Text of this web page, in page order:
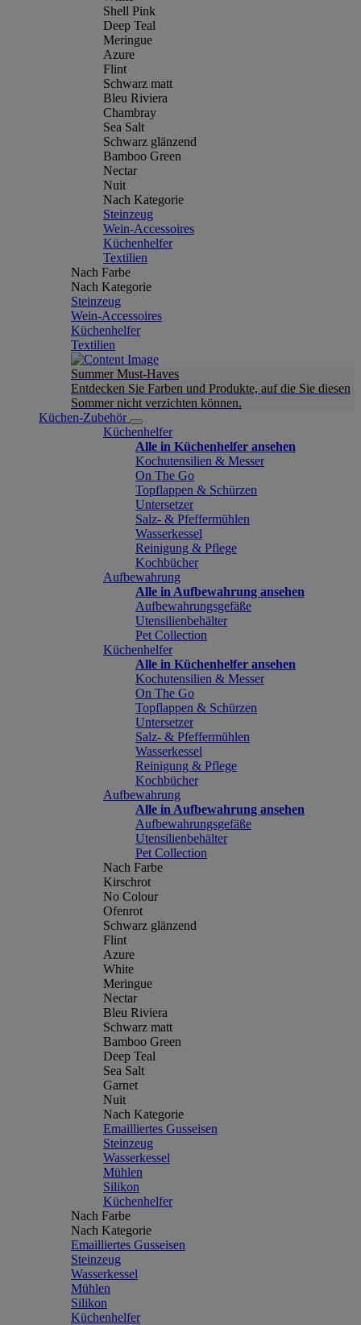
Shell Pink
Deep Teal
Meringue
Azure
Flint
Schwarz matt
Bleu Riviera
Chambray
Sea Salt
Schwarz glänzend
Bamboo Green
Nectar
Nuit
Nach Kategorie
Steinzeug
Wein-Accessoires
Küchenhelfer
Textilien
Nach Farbe
Nach Kategorie
Steinzeug
Wein-Accessoires
Küchenhelfer
Textilien
Summer Must-Haves
Entdecken Sie Farben und Produkte, auf die Sie diesen
Sommer nicht verzichten können.
Küchen-Zubehör
Küchenhelfer
Alle in Küchenhelfer ansehen
Kochutensilien & Messer
On The Go
Topflappen & Schürzen
Untersetzer
Salz- & Pfeffermühlen
Wasserkessel
Reinigung & Pflege
Kochbücher
Aufbewahrung
Alle in Aufbewahrung ansehen
Aufbewahrungsgefäße
Utensilienbehälter
Pet Collection
Küchenhelfer
Alle in Küchenhelfer ansehen
Kochutensilien & Messer
On The Go
Topflappen & Schürzen
Untersetzer
Salz- & Pfeffermühlen
Wasserkessel
Reinigung & Pflege
Kochbücher
Aufbewahrung
Alle in Aufbewahrung ansehen
Aufbewahrungsgefäße
Utensilienbehälter
Pet Collection
Nach Farbe
Kirschrot
No Colour
Ofenrot
Schwarz glänzend
Flint
Azure
White
Meringue
Nectar
Bleu Riviera
Schwarz matt
Bamboo Green
Deep Teal
Sea Salt
Garnet
Nuit
Nach Kategorie
Emailliertes Gusseisen
Steinzeug
Wasserkessel
Mühlen
Silikon
Küchenhelfer
Nach Farbe
Nach Kategorie
Emailliertes Gusseisen
Steinzeug
Wasserkessel
Mühlen
Silikon
Küchenhelfer